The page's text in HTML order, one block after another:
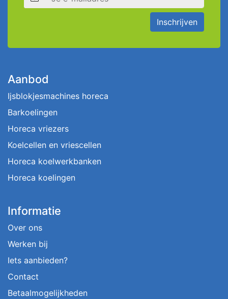
Inschrijven
Aanbod
Ijsblokjesmachines horeca
Barkoelingen
Horeca vriezers
Koelcellen en vriescellen
Horeca koelwerkbanken
Horeca koelingen
Informatie
Over ons
Werken bij
Iets aanbieden?
Contact
Betaalmogelijkheden